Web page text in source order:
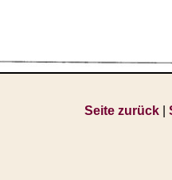
Seite zurück|